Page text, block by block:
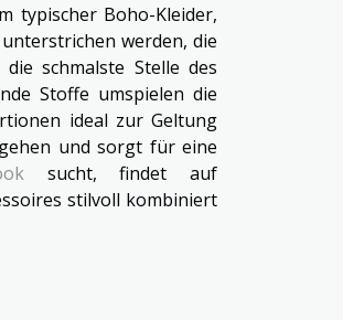
typischer Boho-Kleider,
werden, die
schmalste Stelle des
Stoffe umspielen die
ideal zur Geltung
und sorgt für eine
sucht, findet auf
stilvoll kombiniert